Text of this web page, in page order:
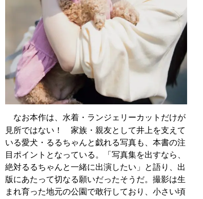
なお本作は、水着・ランジェリーカットだけが
見所ではない！ 家族・親友として井上を支えて
いる愛犬・るるちゃんと戯れる写真も、本書の注
目ポイントとなっている。「写真集を出すなら、
絶対るるちゃんと一緒に出演したい」と語り、出
版にあたって切なる願いだったそうだ。撮影は生
まれ育った地元の公園で敢行しており、小さい頃